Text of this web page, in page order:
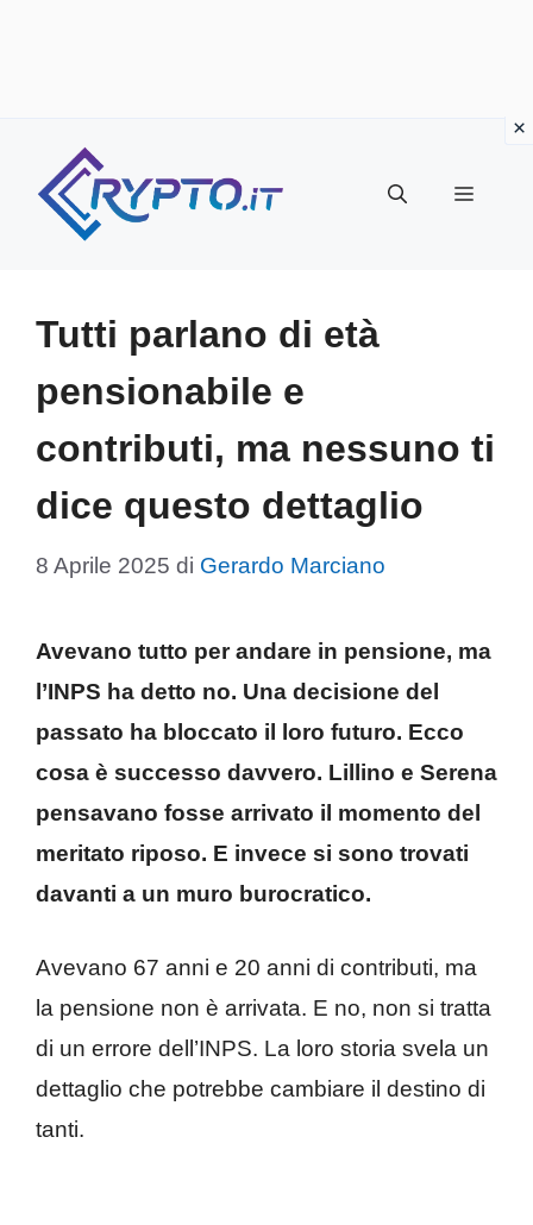
contenuto
Menu
Tutti parlano di età
pensionabile e
contributi, ma nessuno ti
dice questo dettaglio
8 Aprile 2025 di Gerardo Marciano
Avevano tutto per andare in pensione, ma
l’INPS ha detto no. Una decisione del
passato ha bloccato il loro futuro. Ecco
cosa è successo davvero. Lillino e Serena
pensavano fosse arrivato il momento del
meritato riposo. E invece si sono trovati
davanti a un muro burocratico.
Avevano 67 anni e 20 anni di contributi, ma
la pensione non è arrivata. E no, non si tratta
di un errore dell’INPS. La loro storia svela un
dettaglio che potrebbe cambiare il destino di
tanti.